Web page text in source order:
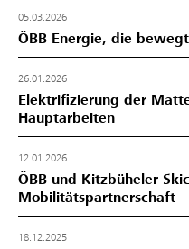
05.03.2026
ÖBB Energie, die bewegt
26.01.2026
Elektrifizierung der
Hauptarbeiten
12.01.2026
ÖBB und Kitzbüheler
Mobilitätspartnerschaft
18.12.2025